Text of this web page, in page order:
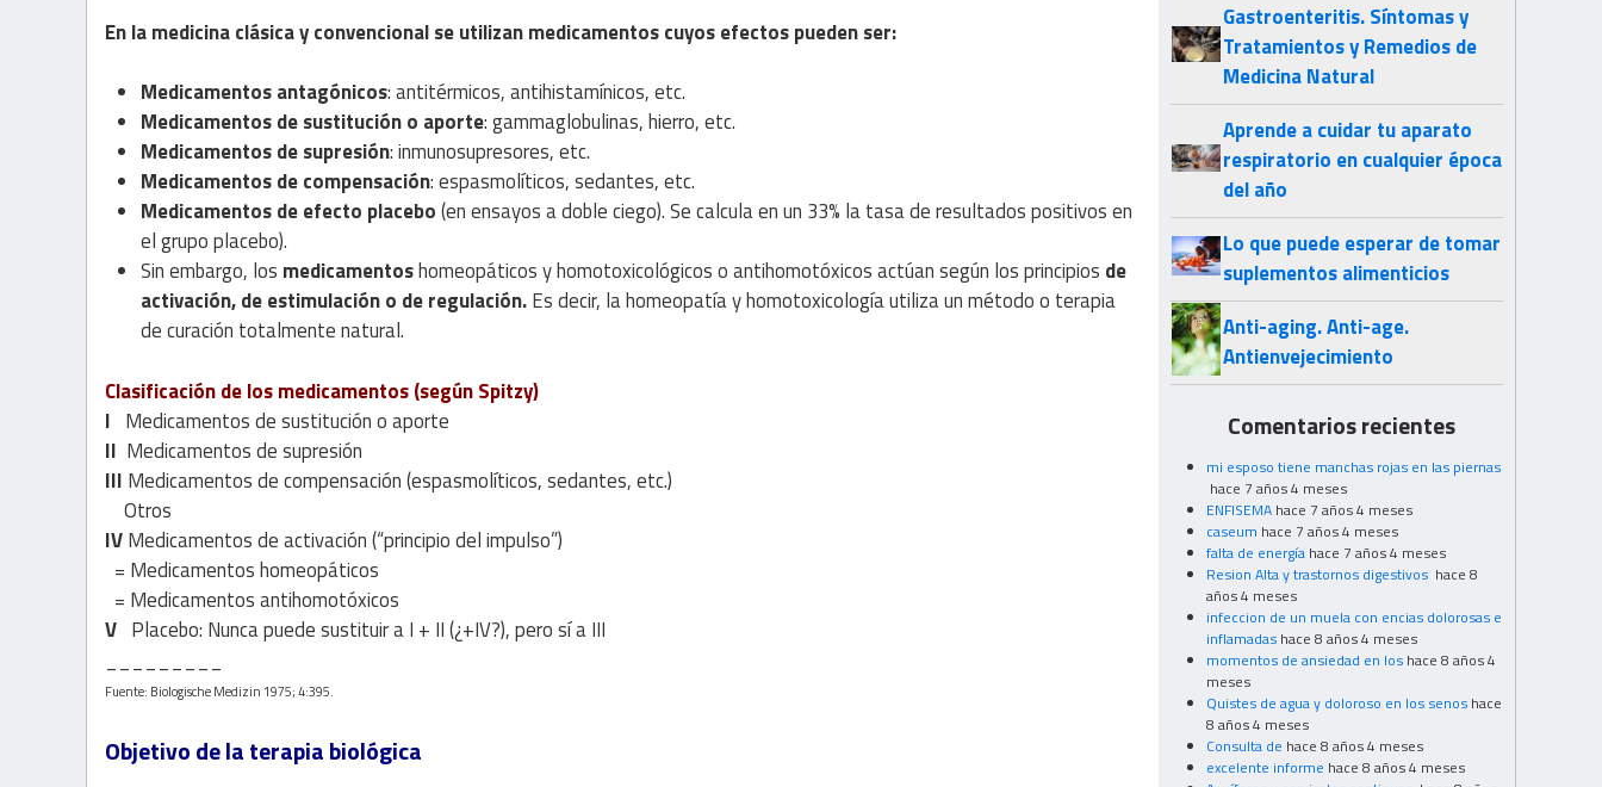
En la medicina clásica y convencional se utilizan medicamentos cuyos efectos pueden ser:
Medicamentos antagónicos: antitérmicos, antihistamínicos, etc.
Medicamentos de sustitución o aporte: gammaglobulinas, hierro, etc.
Medicamentos de supresión: inmunosupresores, etc.
Medicamentos de compensación: espasmolíticos, sedantes, etc.
Medicamentos de efecto placebo(en ensayos a doble ciego). Se calcula en un 33% la tasa de resultados positivos en
el grupo placebo).
Sin embargo, los medicamentoshomeopáticos y homotoxicológicos o antihomotóxicos actúan según los principios de
activación, de estimulación o de regulación.Es decir, la homeopatía y homotoxicología utiliza un método o terapia
de curación totalmente natural.
Clasificación de los medicamentos (según Spitzy)
I Medicamentos de sustitución o aporte
II Medicamentos de supresión
III Medicamentos de compensación (espasmolíticos, sedantes, etc.)
Otros
IVMedicamentos de activación (“principio del impulso”)
= Medicamentos homeopáticos
= Medicamentos antihomotóxicos
V Placebo: Nunca puede sustituir a I + II (¿+IV?), pero sí a III
Fuente: Biologische Medizin 1975; 4:395.
Objetivo de la terapia biológica
Gastroenteritis. Síntomas y
Tratamientos y Remedios de
Medicina Natural
Aprende a cuidar tu aparato
respiratorio en cualquier época
del año
Lo que puede esperar de tomar
suplementos alimenticios
Anti-aging. Anti-age.
Antienvejecimiento
Comentarios recientes
mi esposo tiene manchas rojas en las piernas
hace 7 años 4 meses
ENFISEMA hace 7 años 4 meses
caseum hace 7 años 4 meses
falta de energía hace 7 años 4 meses
Resion Alta y trastornos digestivos hace 8
años 4 meses
infeccion de un muela con encias dolorosas e
inflamadas hace 8 años 4 meses
momentos de ansiedad en los hace 8 años 4
meses
Quistes de agua y doloroso en los senos hace
8 años 4 meses
Consulta de hace 8 años 4 meses
excelente informe hace 8 años 4 meses